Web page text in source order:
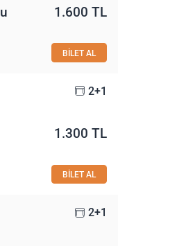
1.600 TL
BİLET AL
2+1
1.300 TL
BİLET AL
2+1